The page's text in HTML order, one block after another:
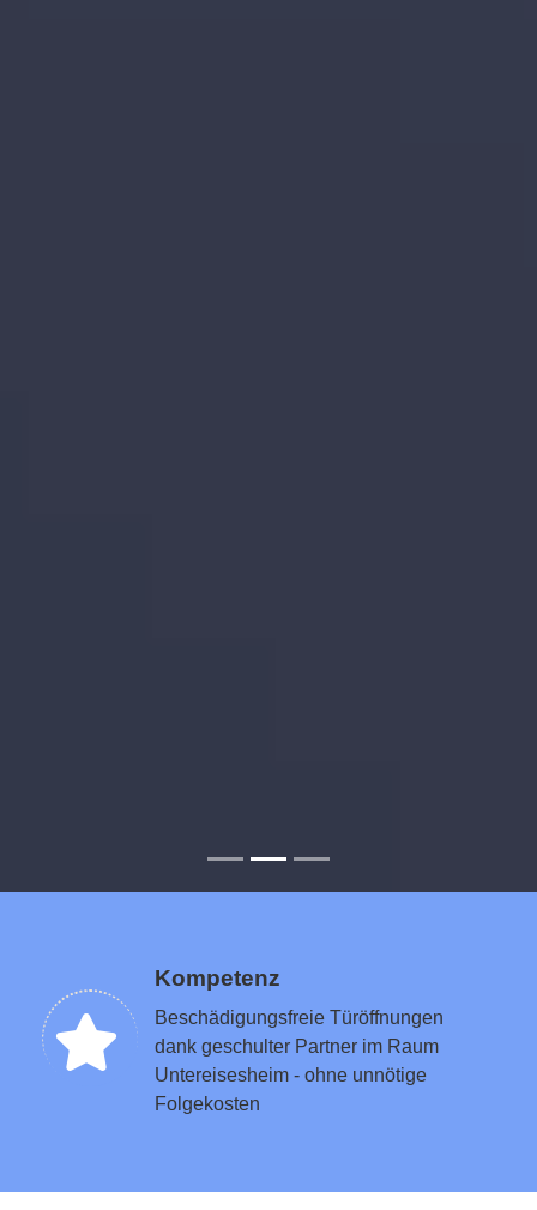
Kompetenz
Beschädigungsfreie Türöffnungen
dank geschulter Partner im Raum
Untereisesheim - ohne unnötige
Folgekosten